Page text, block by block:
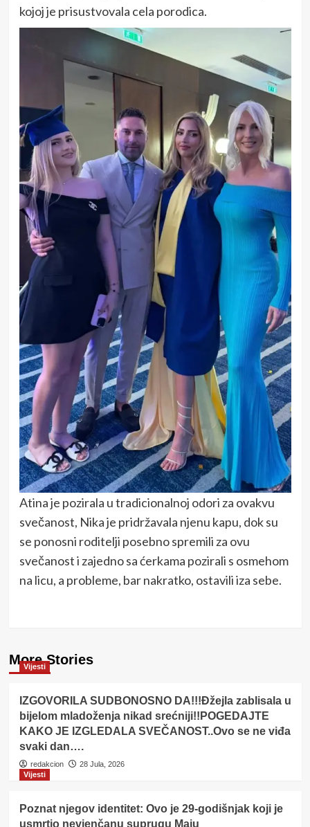
kojoj je prisustvovala cela porodica.
Atina je pozirala u tradicionalnoj odori za ovakvu
svečanost, Nika je pridržavala njenu kapu, dok su
se ponosni roditelji posebno spremili za ovu
svečanost i zajedno sa ćerkama pozirali s osmehom
na licu, a probleme, bar nakratko, ostavili iza sebe.
More Stories
Vijesti
IZGOVORILA SUDBONOSNO DA!!!Đžejla zablisala u
bijelom mladoženja nikad srećniji!!POGEDAJTE
KAKO JE IZGLEDALA SVEČANOST..Ovo se ne viđa
svaki dan….
redakcion
28 Jula, 2026
Vijesti
Poznat njegov identitet: Ovo je 29-godišnjak koji je
usmrtio nevjenčanu suprugu Maju